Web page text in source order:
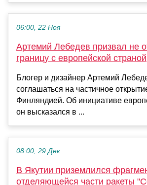
06:00, 22 Ноя
Артемий Лебедев призвал не
границу с европейской страной
Блогер и дизайнер Артемий
соглашаться на частичное
Финляндией. Об инициативе
он высказался в ...
08:00, 29 Дек
В Якутии приземлился
отделяющейся части ракеты